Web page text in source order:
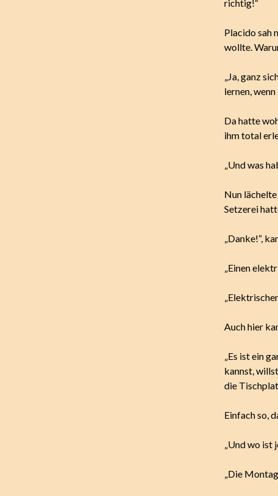
richtig!“
Placido sah
wollte.
„Ja, ganz
lernen, wenn
Da hatte
ihm total
„Und was
Nun
Setzerei
„Danke!“,
„Einen
Auch hier
„Es ist ein
kannst,
die
Einfach so,
„Und wo ist
„Die